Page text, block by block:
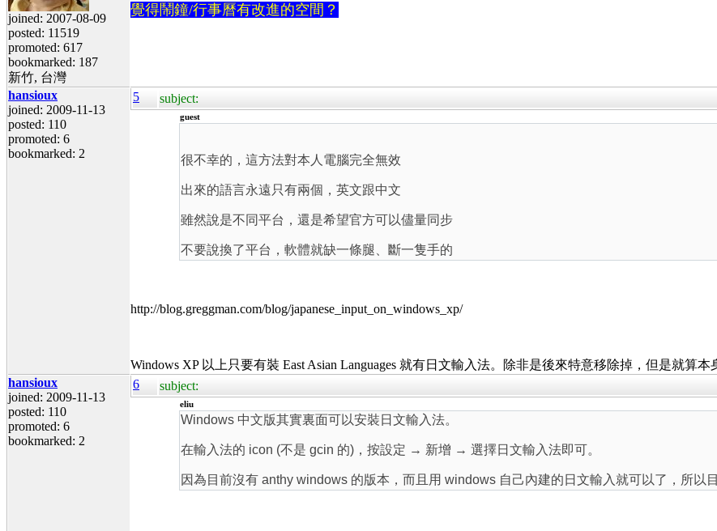
joined: 2007-08-09
posted: 11519
promoted: 617
bookmarked: 187
新竹, 台灣
覺得鬧鐘/行事曆有改進的空間？
hansioux
joined: 2009-11-13
posted: 110
promoted: 6
bookmarked: 2
5 subject:
guest
很不幸的，這方法對本人電腦完全無效
出來的語言永遠只有兩個，英文跟中文
雖然說是不同平台，還是希望官方可以儘量同步
不要說換了平台，軟體就缺一條腿、斷一隻手的
http://blog.greggman.com/blog/japanese_input_on_windows_xp/
Windows XP 以上只要有裝 East Asian Languages 就有日文輸入法。除非是後來特意移除掉，但是就算
hansioux
joined: 2009-11-13
posted: 110
promoted: 6
bookmarked: 2
6 subject:
eliu
Windows 中文版其實裏面可以安裝日文輸入法。
在輸入法的 icon (不是 gcin 的)，按設定 → 新增 → 選擇日文輸入法即可。
因為目前沒有 anthy windows 的版本，而且用 windows 自己內建的日文輸入就可以了，所以